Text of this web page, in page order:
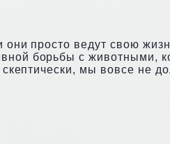
просто ведут свою
борьбы с животными,
мы вовсе не